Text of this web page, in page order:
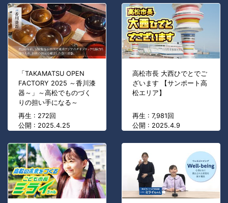
「TAKAMATSU OPEN
FACTORY 2025 ～香川漆
器～」～高松でものづく
りの担い手になる～
再生 : 272回
公開 : 2025.4.25
高松市長 大西ひでとでご
ざいます 【サンポート高
松エリア】
再生 : 7,981回
公開 : 2025.4.9